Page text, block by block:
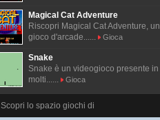
Magical Cat Adventure
Riscopri Magical Cat Adventure, un
gioco d'arcade......
Gioca
Snake
Snake è un videogioco presente in
molti......
Gioca
Scopri lo spazio giochi di